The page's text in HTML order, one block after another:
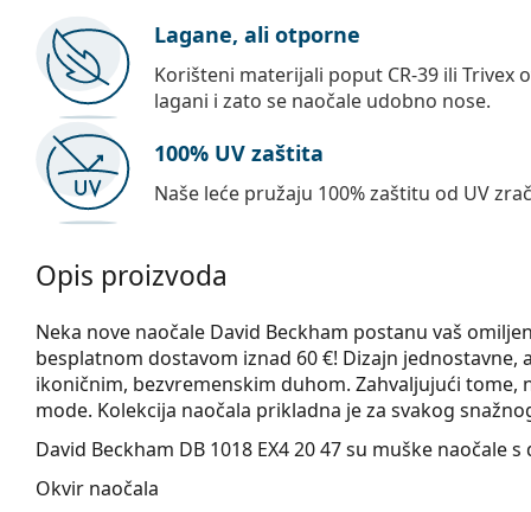
Lagane, ali otporne
Korišteni materijali poput CR-39 ili Trivex
lagani i zato se naočale udobno nose.
100% UV zaštita
Naše leće pružaju 100% zaštitu od UV
Opis proizvoda
Neka nove naočale David Beckham postanu vaš
besplatnom dostavom iznad 60 €! Dizajn jednostavne,
ikoničnim, bezvremenskim duhom. Zahvaljujući tome,
mode. Kolekcija naočala prikladna je za svakog
David Beckham DB 1018 EX4 20 47su muške naočale
Okvir naočala